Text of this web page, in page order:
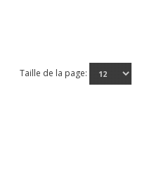
Taille de la page: